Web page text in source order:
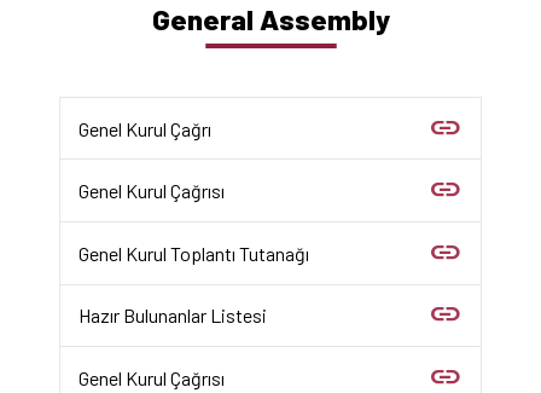
General Assembly
Genel Kurul Çağrı link
Genel Kurul Çağrısı link
Genel Kurul Toplantı Tutanağı link
Hazır Bulunanlar Listesi link
Genel Kurul Çağrısı link